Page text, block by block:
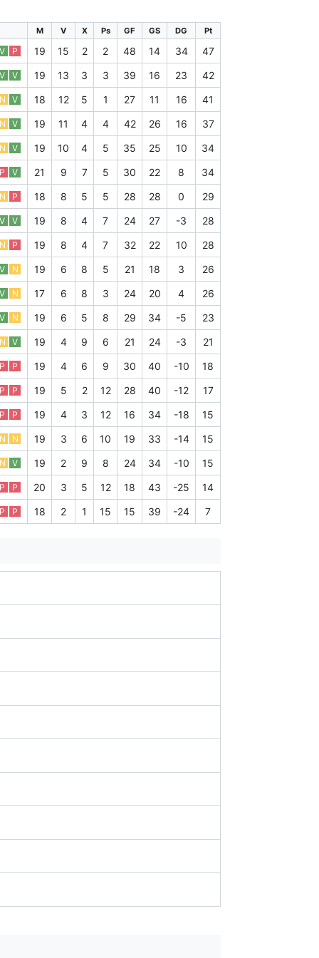
M V X Ps GF GS DG Pt
V P 19 15 2 2 48 14 34
47
V V 19 13 3 3 39 16 23
42
N V 18 12 5 1 27 11 16
41
N V 19 11 4 4 42 26 16
37
N V 19 10 4 5 35 25 10
34
P V 21 9 7 5 30 22 8
34
N P 18 8 5 5 28 28 0
29
V V 19 8 4 7 24 27 -3
28
N P 19 8 4 7 32 22 10
28
V N 19 6 8 5 21 18 3
26
V N 17 6 8 3 24 20 4
26
V N 19 6 5 8 29 34 -5
23
N V 19 4 9 6 21 24 -3
21
P P 19 4 6 9 30 40 -10
18
P P 19 5 2 12 28 40 -12
17
P P 19 4 3 12 16 34 -18
15
N N 19 3 6 10 19 33 -14
15
N V 19 2 9 8 24 34 -10
15
P P 20 3 5 12 18 43 -25
14
P P 18 2 1 15 15 39 -24 7